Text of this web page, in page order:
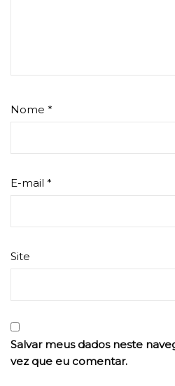
Nome *
E-mail *
Site
Salvar meus dados neste
vez que eu comentar.